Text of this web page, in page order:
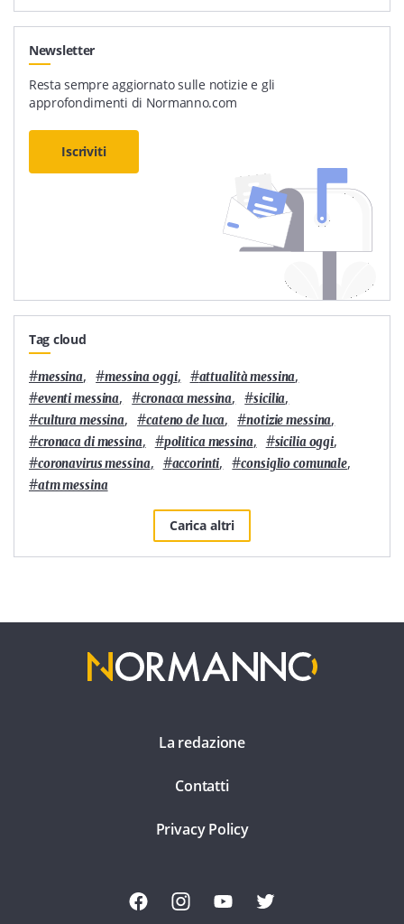
Newsletter
Resta sempre aggiornato sulle notizie e gli
approfondimenti di Normanno.com
Iscriviti
Tag cloud
#messina, #messina oggi, #attualità messina,
#eventi messina, #cronaca messina, #sicilia,
#cultura messina, #cateno de luca, #notizie messina,
#cronaca di messina, #politica messina, #sicilia oggi,
#coronavirus messina, #accorinti, #consiglio comunale,
#atm messina
Carica altri
La redazione
Contatti
Privacy Policy